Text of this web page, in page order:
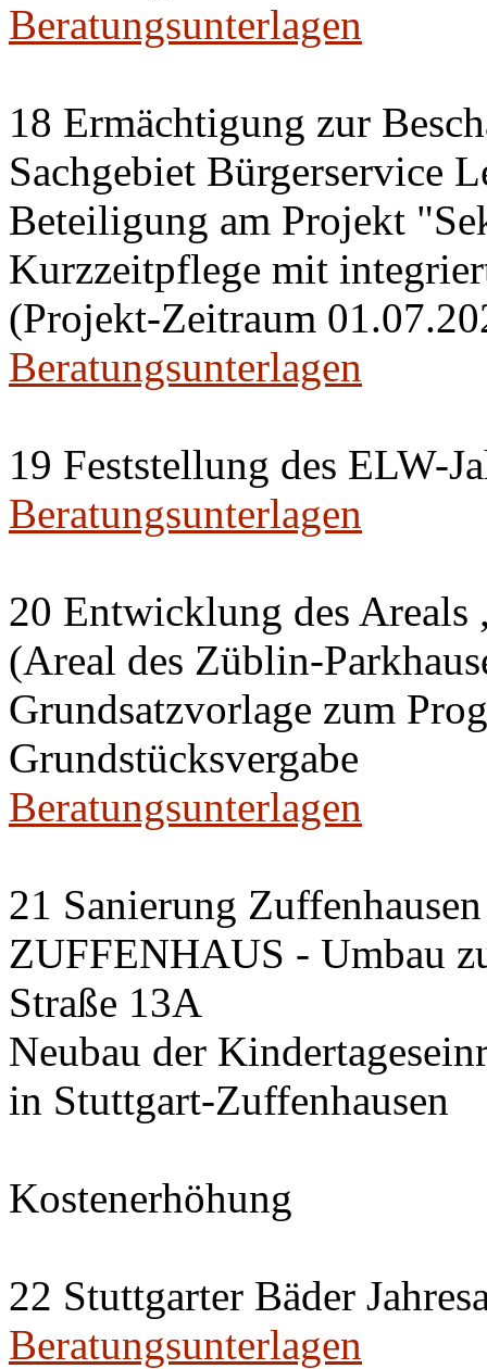
Beratungsunterlagen
18 Ermächtigung zur
Sachgebiet Bürgerservice
Beteiligung am Projekt
Kurzzeitpflege mit
(Projekt-Zeitraum
Beratungsunterlagen
19 Feststellung des ELW-
Beratungsunterlagen
20 Entwicklung des Areals
(Areal des Züblin-
Grundsatzvorlage zum
Grundstücksvergabe
Beratungsunterlagen
21 Sanierung
ZUFFENHAUS - Umbau
Straße 13A
Neubau der
in Stuttgart-Zuffenhausen
Kostenerhöhung
22 Stuttgarter Bäder
Beratungsunterlagen